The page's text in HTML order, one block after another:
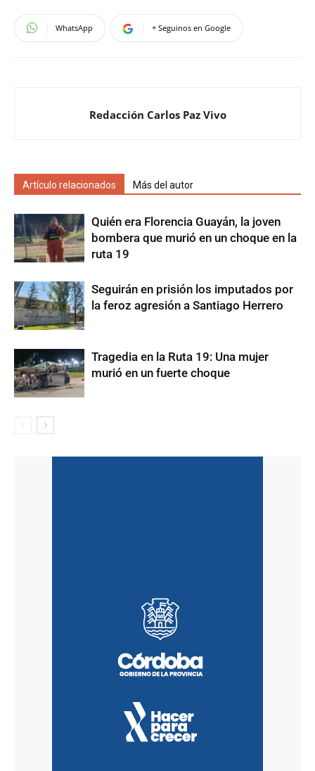
WhatsApp + Seguinos en Google
Redacción Carlos Paz Vivo
Artículo relacionados Más del autor
Quién era Florencia Guayán, la joven
bombera que murió en un choque en la
ruta 19
Seguirán en prisión los imputados por
la feroz agresión a Santiago Herrero
Tragedia en la Ruta 19: Una mujer
murió en un fuerte choque